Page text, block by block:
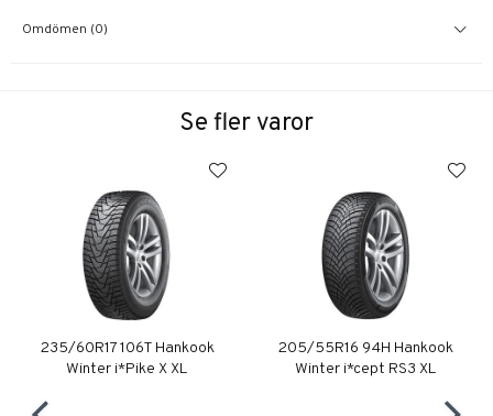
Omdömen (0)
Se fler varor
235/60R17 106T Hankook
Winter i*Pike X XL
205/55R16 94H Hankook
Winter i*cept RS3 XL